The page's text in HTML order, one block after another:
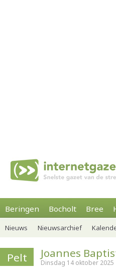
Beringen Bocholt Bree
Nieuws Nieuwsarchief
Pelt Joannes
Dinsdag 14 oktober 2025